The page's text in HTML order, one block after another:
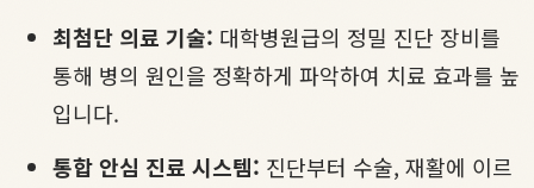
최첨단 의료 기술: 대학병원급의 정밀 진단 장비를
통해 병의 원인을 정확하게 파악하여 치료 효과를 높
입니다.
통합 안심 진료 시스템: 진단부터 수술, 재활에 이르